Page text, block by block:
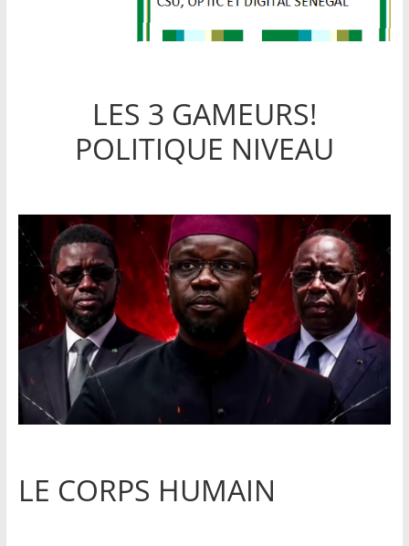
LES 3 GAMEURS!
POLITIQUE NIVEAU
LE CORPS HUMAIN